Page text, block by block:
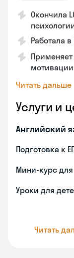
Окончила
Работала
Читать дальше
Услуги и
Английский
Подготовка к
Мини-курс
Уроки для
Читать